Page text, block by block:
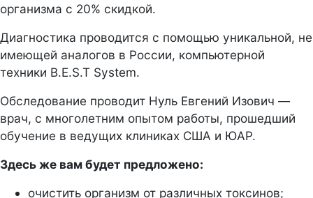
организма с 20% скидкой.
Диагностика проводится с помощью уникальной, не
имеющей аналогов в России, компьютерной
техники B.E.S.T System.
Обследование проводит Нуль Евгений Изович —
врач, с многолетним опытом работы, прошедший
обучение в ведущих клиниках США и ЮАР.
Здесь же вам будет предложено:
очистить организм от различных токсинов;